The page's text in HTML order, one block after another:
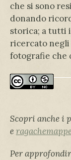
che si sono
donando
storica; a tutti
ricercato
fotografie che
Scopri anche i
e
Per